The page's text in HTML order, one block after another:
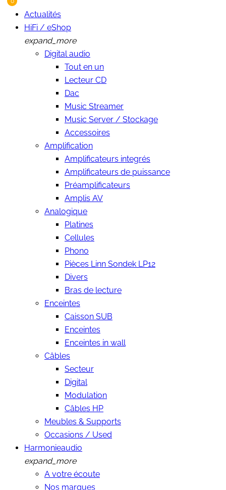
Actualités
HiFi / eShop
expand_more
Digital audio
Tout en un
Lecteur CD
Dac
Music Streamer
Music Server / Stockage
Accessoires
Amplification
Amplificateurs integrés
Amplificateurs de puissance
Préamplificateurs
Amplis AV
Analogique
Platines
Cellules
Phono
Pièces Linn Sondek LP12
Divers
Bras de lecture
Enceintes
Caisson SUB
Enceintes
Enceintes in wall
Câbles
Secteur
Digital
Modulation
Câbles HP
Meubles & Supports
Occasions / Used
Harmonieaudio
expand_more
A votre écoute
Nos marques